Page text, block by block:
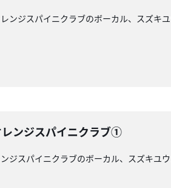
ンジスパイニクラブのボーカル、スズキ
ンジスパイニクラブ①
ジスパイニクラブのボーカル、スズキ